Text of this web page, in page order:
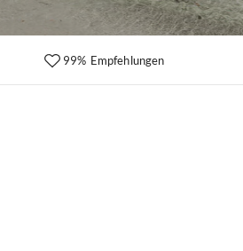
99% Empfehlungen